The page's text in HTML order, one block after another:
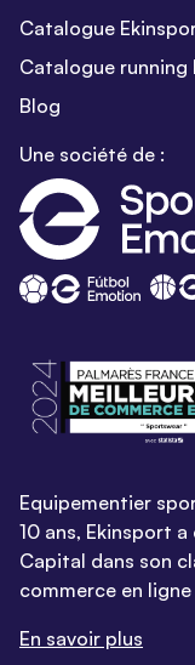
Catalogue
Catalogue running
Blog
Une société de :
Equipementier
10 ans, Ekinsport
Capital dans son
commerce en
En savoir plus